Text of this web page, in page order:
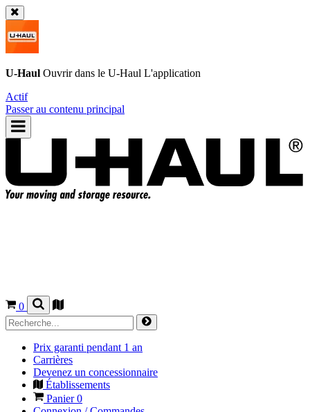
U-Haul Ouvrir dans le U-Haul L'application
Actif
Passer au contenu principal
0
Prix garanti pendant 1 an
Carrières
Devenez un concessionnaire
Établissements
Panier0